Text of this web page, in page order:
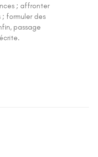
; affronter
; formuler des
passage